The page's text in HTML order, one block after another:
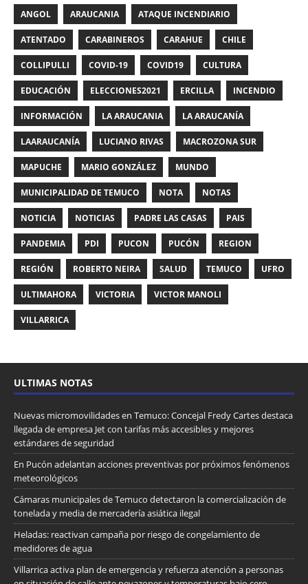
ANGOL ARAUCANIA ATAQUE INCENDIARIO
ATENTADO CARABINEROS CARAHUE CHILE
COLLIPULLI COVID-19 COVID19 CULTURA
EDUCACIÓN ELECCIONES2021 ERCILLA INCENDIO
INFORMACIÓN LA ARAUCANIA LA ARAUCANÍA
LAARAUCANÍA LUCIANO RIVAS MACROZONA SUR
MAPUCHE MARIO GONZÁLEZ MUNDO
MUNICIPALIDAD DE TEMUCO NOTA NOTAS
NOTICIA NOTICIAS PADRE LAS CASAS PAIS
PANDEMIA PDI PUCON PUCÓN REGION
REGIÓN ROBERTO NEIRA SALUD TEMUCO UFRO
ULTIMAHORA VICTORIA VICTOR MANOLI
VILLARRICA
ULTIMAS NOTAS
Nuevas micromovilidades en Temuco: Concejal Fredy Cartes destaca
llegada de empresa Jet con tarifas más accesibles y mejores
estándares de seguridad
En Pucón adelantan acciones preventivas por próximos fenómenos
meteorológicos
Cámaras municipales de Temuco detectaron la comercialización de
tonelada y media de mercadería asiática ilegal
Heladas: reactivan campaña por riesgo de congelamiento de
medidores de agua
Villarrica activa plan de emergencia y refuerza atención a personas